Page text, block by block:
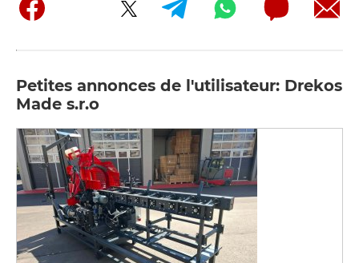
Petites annonces de l'utilisateur: Drekos
Made s.r.o